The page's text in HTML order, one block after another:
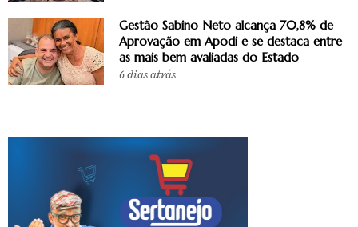
Gestão Sabino Neto alcança 70,8% de
Aprovação em Apodi e se destaca entre
as mais bem avaliadas do Estado
6 dias atrás